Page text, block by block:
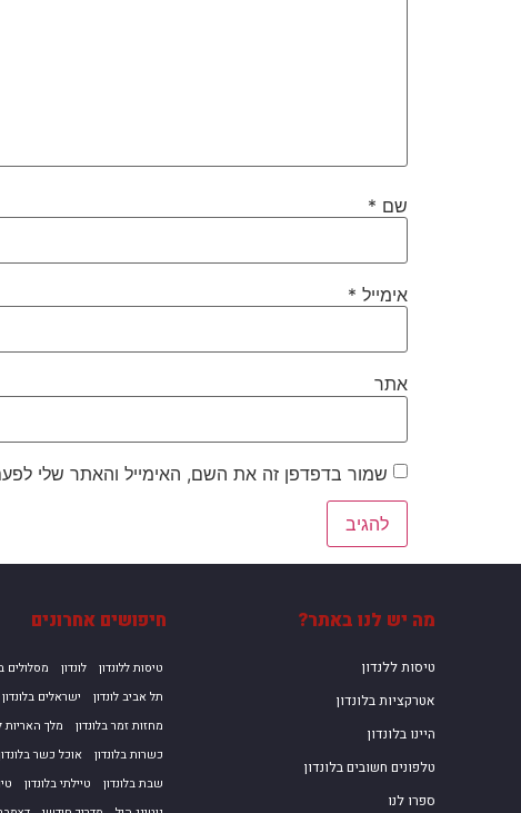
שם *
אימייל *
אתר
שמור בדפדפן זה את השם, האימייל והאתר שלי
מה יש לנו באתר?
טיסות ללנדון
אטרקציות בלונדון
היינו בלונדון
טלפונים חשובים בלונדון
ספרו לנו
חיפושים אחרונים
טיסות ללונדון לונדון מסלולים
תל אביב לונדון
ישראלים בלונדון
מחזות זמר בלונדון
מלך האריות
כשרות בלונדון
אוכל כשר
שבת בלונדון
טיילתי בלונדון